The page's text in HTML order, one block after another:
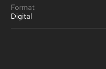
Format
Digital